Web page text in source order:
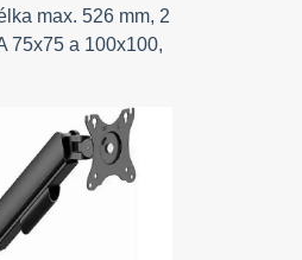
max. 526 mm, 2
75x75 a 100x100,